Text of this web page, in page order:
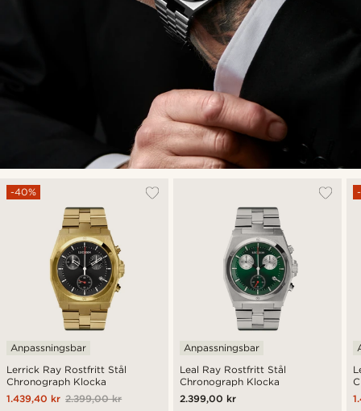
Lerrick Ray Rostfritt Stål
Chronograph Klocka
-40%
Anpassningsbar
2.399,00 kr
1.439,40 kr
Leal Ray Rostfritt Stål
Chronograph Klocka
Anpassningsbar
2.399,00 kr